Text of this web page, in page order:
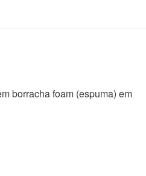
borracha foam (espuma) em